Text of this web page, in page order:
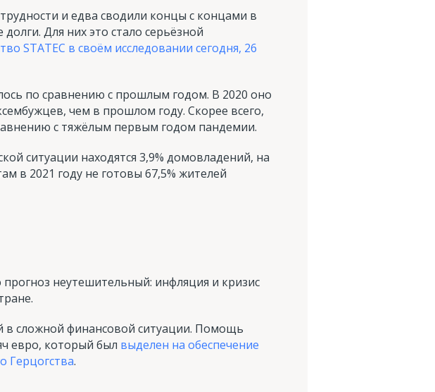
и едва сводили концы с концами в
Для них это стало серьёзной
STATEC в своём исследовании сегодня, 26
по сравнению с прошлым годом. В 2020 оно
чем в прошлом году. Скорее всего,
с тяжёлым первым годом пандемии.
ситуации находятся 3,9% домовладений, на
в 2021 году не готовы 67,5% жителей
неутешительный: инфляция и кризис
сложной финансовой ситуации. Помощь
евро, который был выделен на обеспечение
Герцогства.